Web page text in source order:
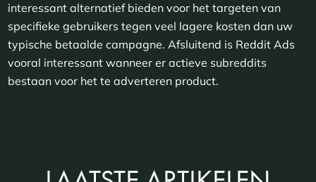
interessant alternatief bieden voor het targeten van
specifieke gebruikers tegen veel lagere kosten dan uw
typische betaalde campagne. Afsluitend is Reddit Ads
vooral interessant wanneer er actieve subreddits
bestaan voor het te adverteren product.